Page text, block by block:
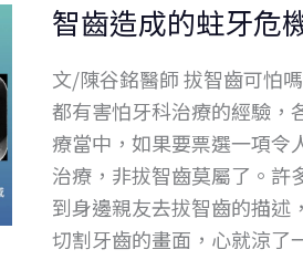
來
麼
辦？
拔
智
齒
會
智齒造成的蛀牙危
文/陳谷銘醫師 拔智齒可怕
都有害怕牙科治療的經驗，
療當中，如果要票選一項令
治療，非拔智齒莫屬了。許
到身邊親友去拔智齒的描述
切割牙齒的畫面，心就涼了